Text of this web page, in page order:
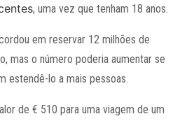
, uma vez que tenham 18 anos.
em reservar 12 milhões de
mas o número poderia aumentar se
estendê-lo a mais pessoas.
de € 510 para uma viagem de um